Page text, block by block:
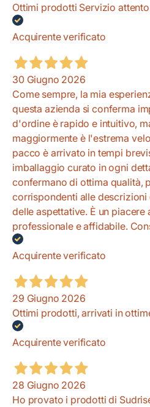
Ottimi prodotti Servizio
Acquirente verificato
30 Giugno 2026
Come sempre, la mia
questa azienda si conferma
d'ordine è rapido e intuitivo,
maggiormente è l'estrema
pacco è arrivato in tempi
imballaggio curato in ogni
confermano di ottima qualità,
corrispondenti alle descrizioni
delle aspettative. È un piacere
professionale e affidabile.
Acquirente verificato
29 Giugno 2026
Ottimi prodotti, arrivati in
Acquirente verificato
28 Giugno 2026
Ho provato i prodotti di